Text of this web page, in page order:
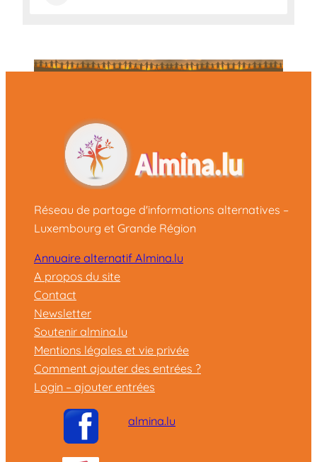
Réseau de partage d'informations alternatives –
Luxembourg et Grande Région
Annuaire alternatif Almina.lu
A propos du site
Contact
Newsletter
Soutenir almina.lu
Mentions légales et vie privée
Comment ajouter des entrées ?
Login – ajouter entrées
almina.lu